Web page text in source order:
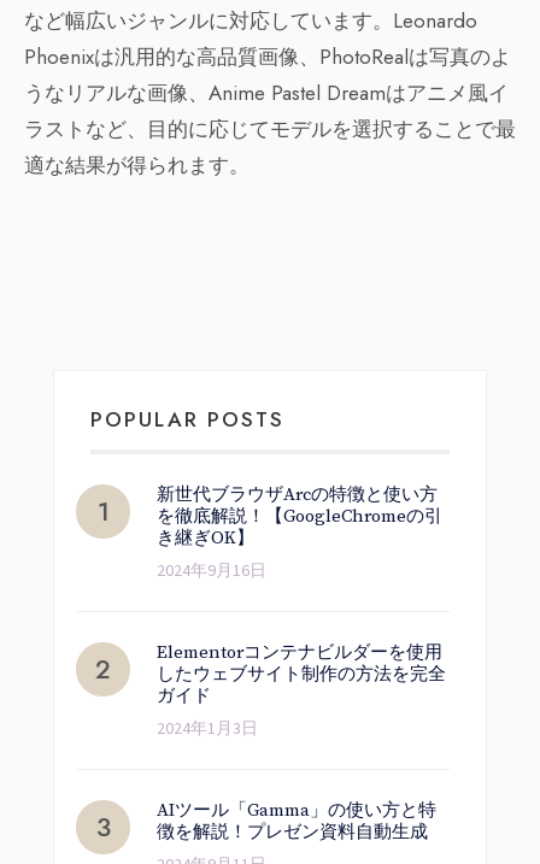
など幅広いジャンルに対応しています。Leonardo
Phoenixは汎用的な高品質画像、PhotoRealは写真のよ
うなリアルな画像、Anime Pastel Dreamはアニメ風イ
ラストなど、目的に応じてモデルを選択することで最
適な結果が得られます。
POPULAR POSTS
新世代ブラウザArcの特徴と使い方
を徹底解説！【GoogleChromeの引
き継ぎOK】
2024年9月16日
Elementorコンテナビルダーを使用
したウェブサイト制作の方法を完全
ガイド
2024年1月3日
AIツール「Gamma」の使い方と特
徴を解説！プレゼン資料自動生成